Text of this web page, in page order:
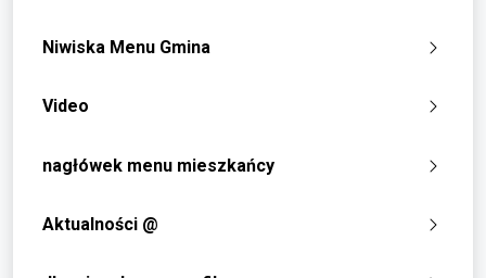
Niwiska Menu Gmina
Video
nagłówek menu mieszkańcy
Aktualności @